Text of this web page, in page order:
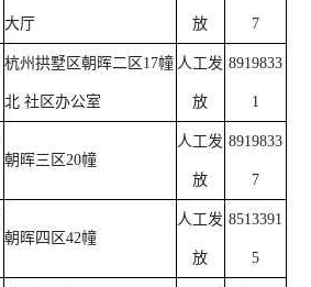
大厅 放 7
杭州拱墅区朝晖二区17幢
北 社区办公室
人工发
放
8919833
1
朝晖三区20幢
人工发
放
8919833
7
朝晖四区42幢
人工发
放
8513391
5